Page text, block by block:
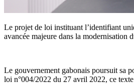
Le projet de loi instituant l’identifiant
avancée majeure dans la modernisation
Le gouvernement gabonais poursuit sa
loi n°004/2022 du 27 avril 2022, ce